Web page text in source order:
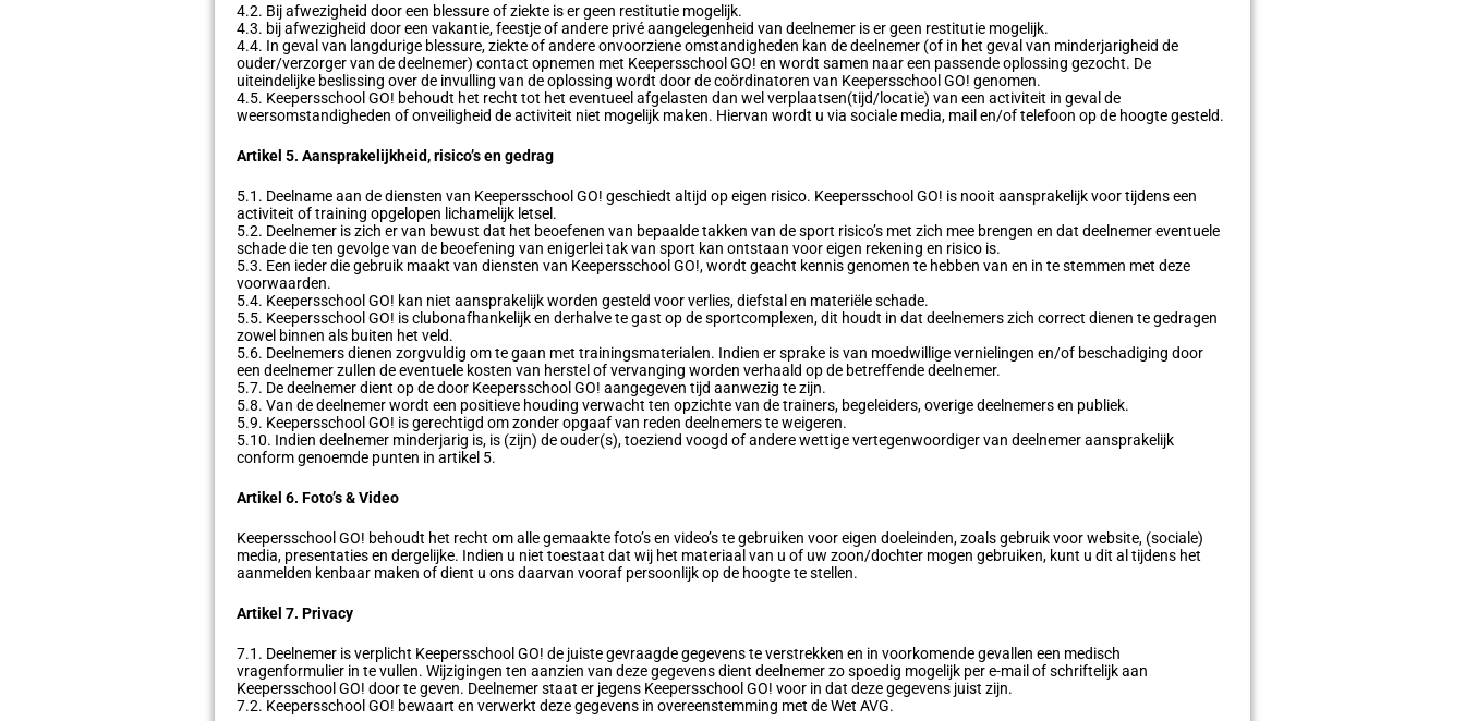
4.2. Bij afwezigheid door een blessure of ziekte is er geen restitutie mogelijk.
4.3. bij afwezigheid door een vakantie, feestje of andere privé aangelegenheid van deelnemer is er geen restitutie mogelijk.
4.4. In geval van langdurige blessure, ziekte of andere onvoorziene omstandigheden kan de deelnemer (of in het geval van minderjarigheid de
ouder/verzorger van de deelnemer) contact opnemen met Keepersschool GO! en wordt samen naar een passende oplossing gezocht. De
uiteindelijke beslissing over de invulling van de oplossing wordt door de coördinatoren van Keepersschool GO! genomen.
4.5. Keepersschool GO! behoudt het recht tot het eventueel afgelasten dan wel verplaatsen(tijd/locatie) van een activiteit in geval de
weersomstandigheden of onveiligheid de activiteit niet mogelijk maken. Hiervan wordt u via sociale media, mail en/of telefoon op de hoogte gesteld.
Artikel 5. Aansprakelijkheid, risico’s en gedrag
5.1. Deelname aan de diensten van Keepersschool GO! geschiedt altijd op eigen risico. Keepersschool GO! is nooit aansprakelijk voor tijdens een
activiteit of training opgelopen lichamelijk letsel.
5.2. Deelnemer is zich er van bewust dat het beoefenen van bepaalde takken van de sport risico’s met zich mee brengen en dat deelnemer eventuele
schade die ten gevolge van de beoefening van enigerlei tak van sport kan ontstaan voor eigen rekening en risico is.
5.3. Een ieder die gebruik maakt van diensten van Keepersschool GO!, wordt geacht kennis genomen te hebben van en in te stemmen met deze
voorwaarden.
5.4. Keepersschool GO! kan niet aansprakelijk worden gesteld voor verlies, diefstal en materiële schade.
5.5. Keepersschool GO! is clubonafhankelijk en derhalve te gast op de sportcomplexen, dit houdt in dat deelnemers zich correct dienen te gedragen
zowel binnen als buiten het veld.
5.6. Deelnemers dienen zorgvuldig om te gaan met trainingsmaterialen. Indien er sprake is van moedwillige vernielingen en/of beschadiging door
een deelnemer zullen de eventuele kosten van herstel of vervanging worden verhaald op de betreffende deelnemer.
5.7. De deelnemer dient op de door Keepersschool GO! aangegeven tijd aanwezig te zijn.
5.8. Van de deelnemer wordt een positieve houding verwacht ten opzichte van de trainers, begeleiders, overige deelnemers en publiek.
5.9. Keepersschool GO! is gerechtigd om zonder opgaaf van reden deelnemers te weigeren.
5.10. Indien deelnemer minderjarig is, is (zijn) de ouder(s), toeziend voogd of andere wettige vertegenwoordiger van deelnemer aansprakelijk
conform genoemde punten in artikel 5.
Artikel 6. Foto’s & Video
Keepersschool GO! behoudt het recht om alle gemaakte foto’s en video’s te gebruiken voor eigen doeleinden, zoals gebruik voor website, (sociale)
media, presentaties en dergelijke. Indien u niet toestaat dat wij het materiaal van u of uw zoon/dochter mogen gebruiken, kunt u dit al tijdens het
aanmelden kenbaar maken of dient u ons daarvan vooraf persoonlijk op de hoogte te stellen.
Artikel 7. Privacy
7.1. Deelnemer is verplicht Keepersschool GO! de juiste gevraagde gegevens te verstrekken en in voorkomende gevallen een medisch
vragenformulier in te vullen. Wijzigingen ten aanzien van deze gegevens dient deelnemer zo spoedig mogelijk per e-mail of schriftelijk aan
Keepersschool GO! door te geven. Deelnemer staat er jegens Keepersschool GO! voor in dat deze gegevens juist zijn.
7.2. Keepersschool GO! bewaart en verwerkt deze gegevens in overeenstemming met de Wet AVG.